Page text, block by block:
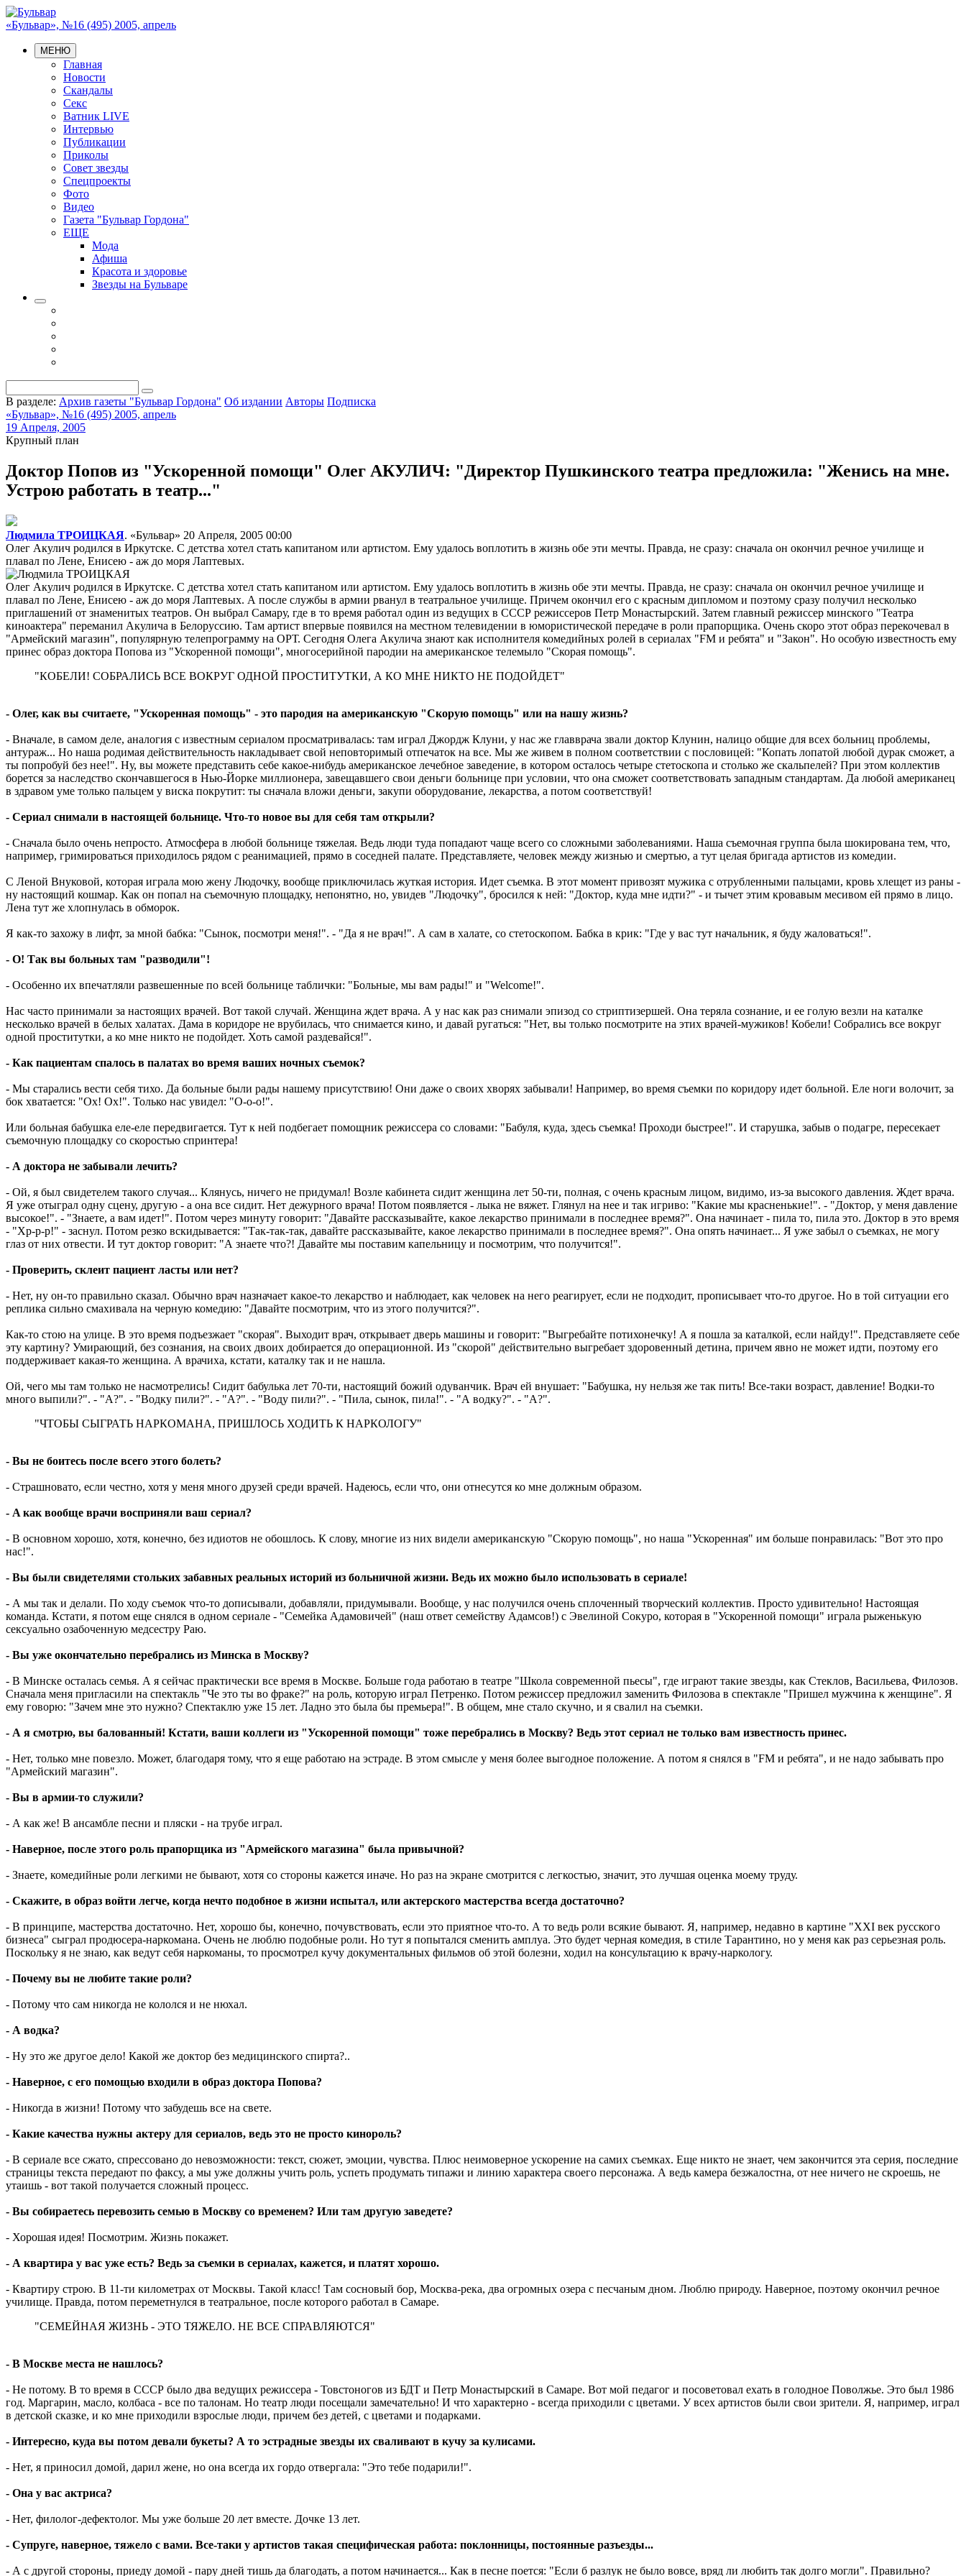
«Бульвар», №16 (495) 2005, апрель
МЕНЮ
Главная
Новости
Скандалы
Секс
Ватник LIVE
Интервью
Публикации
Приколы
Совет звезды
Спецпроекты
Фото
Видео
Газета "Бульвар Гордона"
ЕЩЕ
Мода
Афиша
Красота и здоровье
Звезды на Бульваре
В разделе: Архив газеты "Бульвар Гордона" Об издании Авторы Подписка
«Бульвар», №16 (495) 2005, апрель
19 Апреля, 2005
Крупный план
Доктор Попов из "Ускоренной помощи" Олег АКУЛИЧ: "Директор Пушкинского театра предложила: "Женись на мне.
Устрою работать в театр..."
Людмила ТРОИЦКАЯ. «Бульвар» 20 Апреля, 2005 00:00
Олег Акулич родился в Иркутске. С детства хотел стать капитаном или артистом. Ему удалось воплотить в жизнь обе эти мечты. Правда, не сразу: сначала он окончил речное училище и
плавал по Лене, Енисею - аж до моря Лаптевых.
Олег Акулич родился в Иркутске. С детства хотел стать капитаном или артистом. Ему удалось воплотить в жизнь обе эти мечты. Правда, не сразу: сначала он окончил речное училище и
плавал по Лене, Енисею - аж до моря Лаптевых. А после службы в армии рванул в театральное училище. Причем окончил его с красным дипломом и поэтому сразу получил несколько
приглашений от знаменитых театров. Он выбрал Самару, где в то время работал один из ведущих в СССР режиссеров Петр Монастырский. Затем главный режиссер минского "Театра
киноактера" переманил Акулича в Белоруссию. Там артист впервые появился на местном телевидении в юмористической передаче в роли прапорщика. Очень скоро этот образ перекочевал в
"Армейский магазин", популярную телепрограмму на ОРТ. Сегодня Олега Акулича знают как исполнителя комедийных ролей в сериалах "FM и ребята" и "Закон". Но особую известность ему
принес образ доктора Попова из "Ускоренной помощи", многосерийной пародии на американское телемыло "Скорая помощь".
"КОБЕЛИ! СОБРАЛИСЬ ВСЕ ВОКРУГ ОДНОЙ ПРОСТИТУТКИ, А КО МНЕ НИКТО НЕ ПОДОЙДЕТ"
- Олег, как вы считаете, "Ускоренная помощь" - это пародия на американскую "Скорую помощь" или на нашу жизнь?
- Вначале, в самом деле, аналогия с известным сериалом просматривалась: там играл Джордж Клуни, у нас же главврача звали доктор Клунин, налицо общие для всех больниц проблемы,
антураж... Но наша родимая действительность накладывает свой неповторимый отпечаток на все. Мы же живем в полном соответствии с пословицей: "Копать лопатой любой дурак сможет, а
ты попробуй без нее!". Ну, вы можете представить себе какое-нибудь американское лечебное заведение, в котором осталось четыре стетоскопа и столько же скальпелей? При этом коллектив
борется за наследство скончавшегося в Нью-Йорке миллионера, завещавшего свои деньги больнице при условии, что она сможет соответствовать западным стандартам. Да любой американец
в здравом уме только пальцем у виска покрутит: ты сначала вложи деньги, закупи оборудование, лекарства, а потом соответствуй!
- Сериал снимали в настоящей больнице. Что-то новое вы для себя там открыли?
- Сначала было очень непросто. Атмосфера в любой больнице тяжелая. Ведь люди туда попадают чаще всего со сложными заболеваниями. Наша съемочная группа была шокирована тем, что,
например, гримироваться приходилось рядом с реанимацией, прямо в соседней палате. Представляете, человек между жизнью и смертью, а тут целая бригада артистов из комедии.
С Леной Внуковой, которая играла мою жену Людочку, вообще приключилась жуткая история. Идет съемка. В этот момент привозят мужика с отрубленными пальцами, кровь хлещет из раны -
ну настоящий кошмар. Как он попал на съемочную площадку, непонятно, но, увидев "Людочку", бросился к ней: "Доктор, куда мне идти?" - и тычет этим кровавым месивом ей прямо в лицо.
Лена тут же хлопнулась в обморок.
Я как-то захожу в лифт, за мной бабка: "Сынок, посмотри меня!". - "Да я не врач!". А сам в халате, со стетоскопом. Бабка в крик: "Где у вас тут начальник, я буду жаловаться!".
- О! Так вы больных там "разводили"!
- Особенно их впечатляли развешенные по всей больнице таблички: "Больные, мы вам рады!" и "Welcome!".
Нас часто принимали за настоящих врачей. Вот такой случай. Женщина ждет врача. А у нас как раз снимали эпизод со стриптизершей. Она теряла сознание, и ее голую везли на каталке
несколько врачей в белых халатах. Дама в коридоре не врубилась, что снимается кино, и давай ругаться: "Нет, вы только посмотрите на этих врачей-мужиков! Кобели! Собрались все вокруг
одной проститутки, а ко мне никто не подойдет. Хоть самой раздевайся!".
- Как пациентам спалось в палатах во время ваших ночных съемок?
- Мы старались вести себя тихо. Да больные были рады нашему присутствию! Они даже о своих хворях забывали! Например, во время съемки по коридору идет больной. Еле ноги волочит, за
бок хватается: "Ох! Ох!". Только нас увидел: "О-о-о!".
Или больная бабушка еле-еле передвигается. Тут к ней подбегает помощник режиссера со словами: "Бабуля, куда, здесь съемка! Проходи быстрее!". И старушка, забыв о подагре, пересекает
съемочную площадку со скоростью спринтера!
- А доктора не забывали лечить?
- Ой, я был свидетелем такого случая... Клянусь, ничего не придумал! Возле кабинета сидит женщина лет 50-ти, полная, с очень красным лицом, видимо, из-за высокого давления. Ждет врача.
Я уже отыграл одну сцену, другую - а она все сидит. Нет дежурного врача! Потом появляется - лыка не вяжет. Глянул на нее и так игриво: "Какие мы красненькие!". - "Доктор, у меня давление
высокое!". - "Знаете, а вам идет!". Потом через минуту говорит: "Давайте рассказывайте, какое лекарство принимали в последнее время?". Она начинает - пила то, пила это. Доктор в это время
- "Хр-р-р!" - заснул. Потом резко вскидывается: "Так-так-так, давайте рассказывайте, какое лекарство принимали в последнее время?". Она опять начинает... Я уже забыл о съемках, не могу
глаз от них отвести. И тут доктор говорит: "А знаете что?! Давайте мы поставим капельницу и посмотрим, что получится!".
- Проверить, склеит пациент ласты или нет?
- Нет, ну он-то правильно сказал. Обычно врач назначает какое-то лекарство и наблюдает, как человек на него реагирует, если не подходит, прописывает что-то другое. Но в той ситуации его
реплика сильно смахивала на черную комедию: "Давайте посмотрим, что из этого получится?".
Как-то стою на улице. В это время подъезжает "скорая". Выходит врач, открывает дверь машины и говорит: "Выгребайте потихонечку! А я пошла за каталкой, если найду!". Представляете себе
эту картину? Умирающий, без сознания, на своих двоих добирается до операционной. Из "скорой" действительно выгребает здоровенный детина, причем явно не может идти, поэтому его
поддерживает какая-то женщина. А врачиха, кстати, каталку так и не нашла.
Ой, чего мы там только не насмотрелись! Сидит бабулька лет 70-ти, настоящий божий одуванчик. Врач ей внушает: "Бабушка, ну нельзя же так пить! Все-таки возраст, давление! Водки-то
много выпили?". - "А?". - "Водку пили?". - "А?". - "Воду пили?". - "Пила, сынок, пила!". - "А водку?". - "А?".
"ЧТОБЫ СЫГРАТЬ НАРКОМАНА, ПРИШЛОСЬ ХОДИТЬ К НАРКОЛОГУ"
- Вы не боитесь после всего этого болеть?
- Страшновато, если честно, хотя у меня много друзей среди врачей. Надеюсь, если что, они отнесутся ко мне должным образом.
- A как вообще врачи восприняли ваш сериал?
- В основном хорошо, хотя, конечно, без идиотов не обошлось. К слову, многие из них видели американскую "Скорую помощь", но наша "Ускоренная" им больше понравилась: "Вот это про
нас!".
- Вы были свидетелями стольких забавных реальных историй из больничной жизни. Ведь их можно было использовать в сериале!
- А мы так и делали. По ходу съемок что-то дописывали, добавляли, придумывали. Вообще, у нас получился очень сплоченный творческий коллектив. Просто удивительно! Настоящая
команда. Кстати, я потом еще снялся в одном сериале - "Семейка Адамовичей" (наш ответ семейству Адамсов!) с Эвелиной Сокуро, которая в "Ускоренной помощи" играла рыженькую
сексуально озабоченную медсестру Раю.
- Вы уже окончательно перебрались из Минска в Москву?
- В Минске осталась семья. А я сейчас практически все время в Москве. Больше года работаю в театре "Школа современной пьесы", где играют такие звезды, как Стеклов, Васильева, Филозов.
Сначала меня пригласили на спектакль "Че это ты во фраке?" на роль, которую играл Петренко. Потом режиссер предложил заменить Филозова в спектакле "Пришел мужчина к женщине". Я
ему говорю: "Зачем мне это нужно? Спектаклю уже 15 лет. Ладно это была бы премьера!". В общем, мне стало скучно, и я свалил на съемки.
- А я смотрю, вы балованный! Кстати, ваши коллеги из "Ускоренной помощи" тоже перебрались в Москву? Ведь этот сериал не только вам известность принес.
- Нет, только мне повезло. Может, благодаря тому, что я еще работаю на эстраде. В этом смысле у меня более выгодное положение. А потом я снялся в "FM и ребята", и не надо забывать про
"Армейский магазин".
- Вы в армии-то служили?
- А как же! В ансамбле песни и пляски - на трубе играл.
- Наверное, после этого роль прапорщика из "Армейского магазина" была привычной?
- Знаете, комедийные роли легкими не бывают, хотя со стороны кажется иначе. Но раз на экране смотрится с легкостью, значит, это лучшая оценка моему труду.
- Скажите, в образ войти легче, когда нечто подобное в жизни испытал, или актерского мастерства всегда достаточно?
- В принципе, мастерства достаточно. Нет, хорошо бы, конечно, почувствовать, если это приятное что-то. А то ведь роли всякие бывают. Я, например, недавно в картине "XXI век русского
бизнеса" сыграл продюсера-наркомана. Очень не люблю подобные роли. Но тут я попытался сменить амплуа. Это будет черная комедия, в стиле Тарантино, но у меня как раз серьезная роль.
Поскольку я не знаю, как ведут себя наркоманы, то просмотрел кучу документальных фильмов об этой болезни, ходил на консультацию к врачу-наркологу.
- Почему вы не любите такие роли?
- Потому что сам никогда не кололся и не нюхал.
- А водка?
- Ну это же другое дело! Какой же доктор без медицинского спирта?..
- Наверное, с его помощью входили в образ доктора Попова?
- Никогда в жизни! Потому что забудешь все на свете.
- Какие качества нужны актеру для сериалов, ведь это не просто кинороль?
- В сериале все сжато, спрессовано до невозможности: текст, сюжет, эмоции, чувства. Плюс неимоверное ускорение на самих съемках. Еще никто не знает, чем закончится эта серия, последние
страницы текста передают по факсу, а мы уже должны учить роль, успеть продумать типажи и линию характера своего персонажа. А ведь камера безжалостна, от нее ничего не скроешь, не
утаишь - вот такой получается сложный процесс.
- Вы собираетесь перевозить семью в Москву со временем? Или там другую заведете?
- Хорошая идея! Посмотрим. Жизнь покажет.
- А квартира у вас уже есть? Ведь за съемки в сериалах, кажется, и платят хорошо.
- Квартиру строю. В 11-ти километрах от Москвы. Такой класс! Там сосновый бор, Москва-река, два огромных озера с песчаным дном. Люблю природу. Наверное, поэтому окончил речное
училище. Правда, потом переметнулся в театральное, после которого работал в Самаре.
"СЕМЕЙНАЯ ЖИЗНЬ - ЭТО ТЯЖЕЛО. НЕ ВСЕ СПРАВЛЯЮТСЯ"
- В Москве места не нашлось?
- Не потому. В то время в СССР было два ведущих режиссера - Товстоногов из БДТ и Петр Монастырский в Самаре. Вот мой педагог и посоветовал ехать в голодное Поволжье. Это был 1986
год. Маргарин, масло, колбаса - все по талонам. Но театр люди посещали замечательно! И что характерно - всегда приходили с цветами. У всех артистов были свои зрители. Я, например, играл
в детской сказке, и ко мне приходили взрослые люди, причем без детей, с цветами и подарками.
- Интересно, куда вы потом девали букеты? А то эстрадные звезды их сваливают в кучу за кулисами.
- Нет, я приносил домой, дарил жене, но она всегда их гордо отвергала: "Это тебе подарили!".
- Она у вас актриса?
- Нет, филолог-дефектолог. Мы уже больше 20 лет вместе. Дочке 13 лет.
- Супруге, наверное, тяжело с вами. Все-таки у артистов такая специфическая работа: поклонницы, постоянные разъезды...
- А с другой стороны, приеду домой - пару дней тишь да благодать, а потом начинается... Как в песне поется: "Если б разлук не было вовсе, вряд ли любить так долго могли". Правильно?